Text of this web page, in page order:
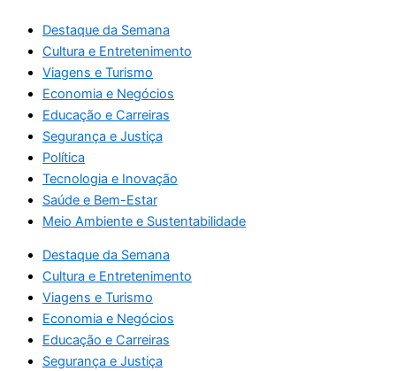
Destaque da Semana
Cultura e Entretenimento
Viagens e Turismo
Economia e Negócios
Educação e Carreiras
Segurança e Justiça
Política
Tecnologia e Inovação
Saúde e Bem-Estar
Meio Ambiente e Sustentabilidade
Destaque da Semana
Cultura e Entretenimento
Viagens e Turismo
Economia e Negócios
Educação e Carreiras
Segurança e Justiça